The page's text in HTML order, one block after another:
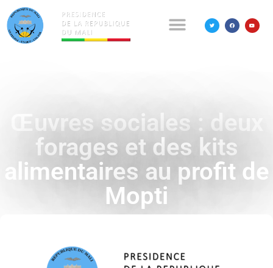
Œuvres sociales : deux
forages et des kits
alimentaires au profit de
Mopti